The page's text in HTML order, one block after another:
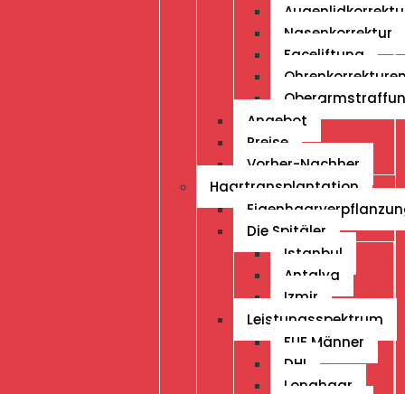
Nasenkorrektur
Faceliftung
Angebot
Preise
Vorher-Nachher
Haartransplantation
Die Spitäler
Istanbul
Antalya
Izmir
Leistungsspektrum
FUE Männer
DHI
Longhaar